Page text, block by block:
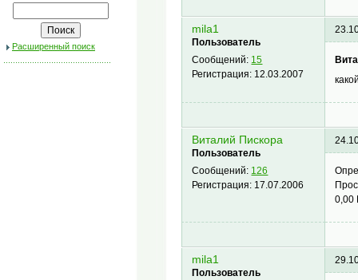
Расширенный поиск
mila1
Пользователь
Сообщений: 15
Регистрация: 12.03.2007
Виталий Пискора
Пользователь
Сообщений: 126
Регистрация: 17.07.2006
0,00
mila1
Пользователь